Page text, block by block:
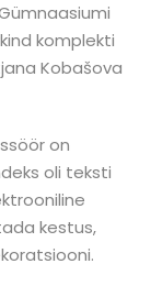
komplekti
Kobašova
on
oli teksti
kestus,